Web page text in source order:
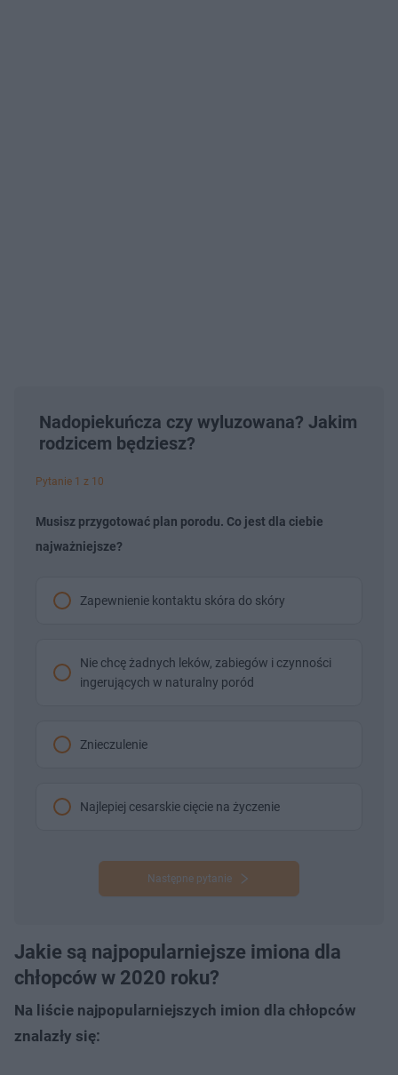
Nadopiekuńcza czy wyluzowana? Jakim
rodzicem będziesz?
Pytanie 1 z 10
Musisz przygotować plan porodu. Co jest dla ciebie
najważniejsze?
Zapewnienie kontaktu skóra do skóry
Nie chcę żadnych leków, zabiegów i czynności
ingerujących w naturalny poród
Znieczulenie
Najlepiej cesarskie cięcie na życzenie
Następne pytanie
Jakie są najpopularniejsze imiona dla
chłopców w 2020 roku?
Na liście najpopularniejszych imion dla chłopców
znalazły się: